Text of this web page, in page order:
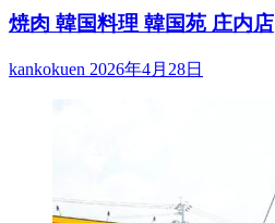
焼肉 韓国料理 韓国苑 庄内店
kankokuen 2026年4月28日